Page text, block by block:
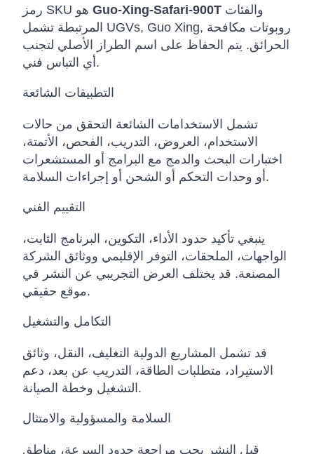
Guo-Xing-Safari-900T
المرتبطة تشمل UGVs, Guo Xing, روبوتات مكافحة
الحرائق. يتم الحفاظ على اسم الطراز الأصلي لتجنب
أي التباس فني.
التطبيقات الشائعة
تشمل الاستخدامات الشائعة التحقق من حالات
الاستخدام، العروض، التدريب، الفحص، الأتمتة،
اختبارات البحث والدمج مع البرامج أو المستشعرات
أو وحدات التحكم أو الشحن أو إجراءات السلامة.
التقييم الفني
ينبغي تأكيد حدود الأداء، التكوين، البرنامج الثابت،
الواجهات، الملحقات، التوفر الإقليمي ووثائق الشركة
المصنعة. قد يختلف العرض التجريبي عن النشر في
موقع حقيقي.
التكامل والتشغيل
قد تشمل المشاريع الدولية التغليف، النقل، وثائق
الاستيراد، متطلبات الطاقة، التدريب عن بعد، دعم
التشغيل وخطة الصيانة.
السلامة والمسؤولية والامتثال
قبل النشر يجب مراجعة حدود السرعة، مناطق